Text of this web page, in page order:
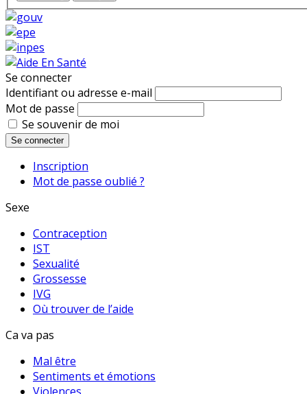
Se connecter
Identifiant ou adresse e-mail
Mot de passe
Se souvenir de moi
Se connecter
Inscription
Mot de passe oublié ?
Sexe
Contraception
IST
Sexualité
Grossesse
IVG
Où trouver de l’aide
Ca va pas
Mal être
Sentiments et émotions